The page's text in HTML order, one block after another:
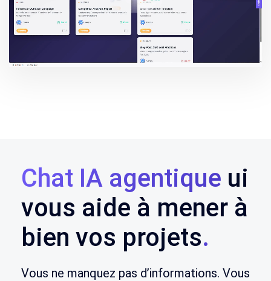
Chat IA agentique ui
vous aide à mener à
bien vos projets.
Vous ne manquez pas d’informations. Vous